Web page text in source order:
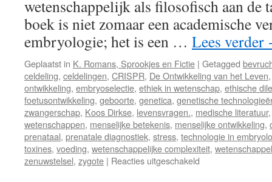
wetenschappelijk als filosofisch aan de
boek is niet zomaar een academische
embryologie; het is een … Lees verder
Geplaatst in K. Romans, Sprookjes en Fictie | Getagged
celdeling, celdelingen, CRISPR, De Ontwikkeling van het Leven
ontwikkeling, embryoselectie, ethiek in wetenschap, ethische
foetusontwikkeling, geboorte, genetica, genetische
zwangerschap, Koos Dirkse, levensvragen., medische literatuur
wetenschappen, menselijke betekenis, menselijke ontwikkeling,
prenataal, prenatale diagnostiek, stress, technologie in
toxines, voeding, wetenschappelijke complexiteit,
zenuwstelsel, zygote | Reacties uitgeschakeld